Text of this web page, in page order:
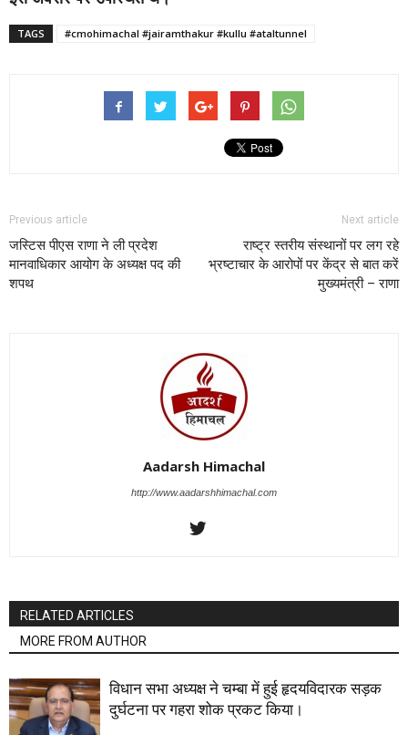
TAGS #cmohimachal #jairamthakur #kullu #ataltunnel
Previous article
जस्टिस पीएस राणा ने ली प्रदेश
मानवाधिकार आयोग के अध्यक्ष पद की
शपथ
Next article
राष्ट्र स्तरीय संस्थानों पर लग रहे
भ्रष्टाचार के आरोपों पर केंद्र से बात करें
मुख्यमंत्री – राणा
Aadarsh Himachal
http://www.aadarshhimachal.com
RELATED ARTICLES
MORE FROM AUTHOR
विधान सभा अध्यक्ष ने चम्बा में हुई हृदयविदारक सड़क
दुर्घटना पर गहरा शोक प्रकट किया।